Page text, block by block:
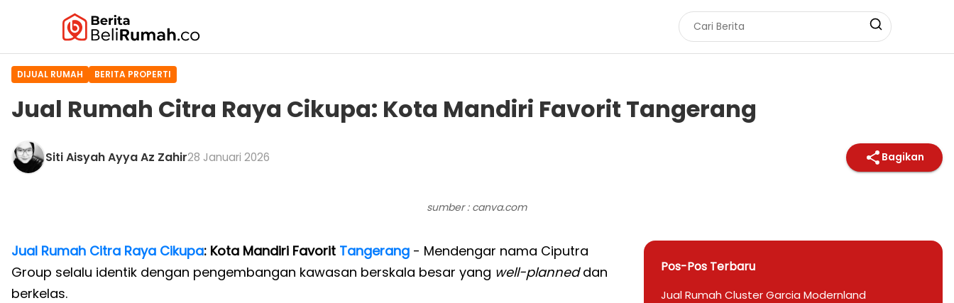
DIJUAL RUMAH BERITA PROPERTI
Jual Rumah Citra Raya Cikupa: Kota Mandiri Favorit Tangerang
Siti Aisyah Ayya Az Zahir28 Januari 2026 Bagikan
sumber : canva.com
Jual Rumah Citra Raya Cikupa: Kota Mandiri Favorit Tangerang - Mendengar nama Ciputra
Group selalu identik dengan pengembangan kawasan berskala besar yang well-planneddan
berkelas.
Pos-Pos Terbaru
Jual Rumah Cluster Garcia Modernland